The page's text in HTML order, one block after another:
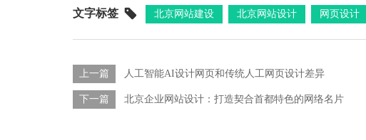
文字标签 北京网站建设 北京网站设计 网页设计
上一篇 人工智能AI设计网页和传统人工网页设计差异
下一篇 北京企业网站设计：打造契合首都特色的网络名片